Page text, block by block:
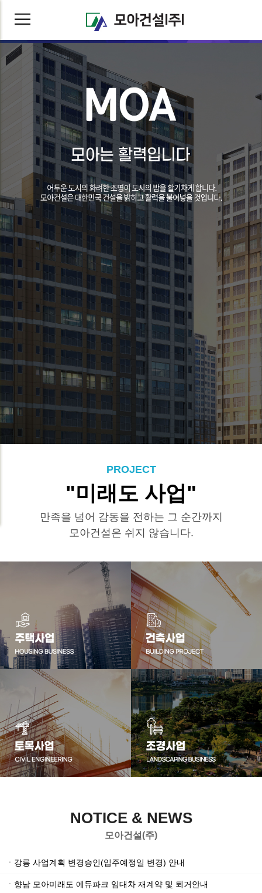
PROJECT
"미래도 사업"
만족을 넘어 감동을 전하는 그 순간까지
모아건설은 쉬지 않습니다.
NOTICE & NEWS
모아건설(주)
ㆍ 강릉 사업계획 변경승인(입주예정일 변경) 안내
ㆍ 향남 모아미래도 에듀파크 임대차 재계약 및 퇴거안내